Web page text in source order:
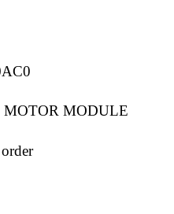
MOTOR MODULE